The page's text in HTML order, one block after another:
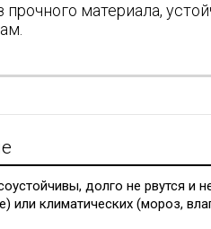
материала,
долго не рвутся и
или климатических (мороз,